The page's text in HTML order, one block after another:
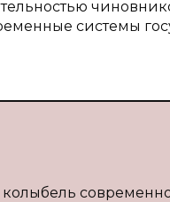
системы